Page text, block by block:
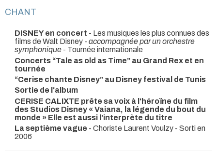
CHANT
DISNEY en concert - Les musiques les plus connues des
films de Walt Disney - accompagnée par un orchestre
symphonique - Tournée internationale
Concerts “Tale as old as Time” au Grand Rex et en
tournée
“Cerise chante Disney” au Disney festival de Tunis
Sortie de l'album
CERISE CALIXTE prête sa voix à l'héroïne du film
des Studios Disney « Vaiana, la légende du bout du
monde » Elle est aussi l’interprète du titre
La septième vague - Choriste Laurent Voulzy - Sorti en
2006